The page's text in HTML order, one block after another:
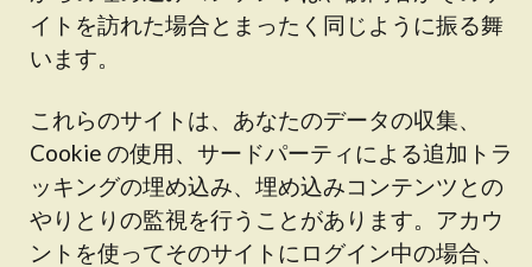
イトを訪れた場合とまったく同じように振る舞
います。
これらのサイトは、あなたのデータの収集、
Cookie の使用、サードパーティによる追加トラ
ッキングの埋め込み、埋め込みコンテンツとの
やりとりの監視を行うことがあります。アカウ
ントを使ってそのサイトにログイン中の場合、